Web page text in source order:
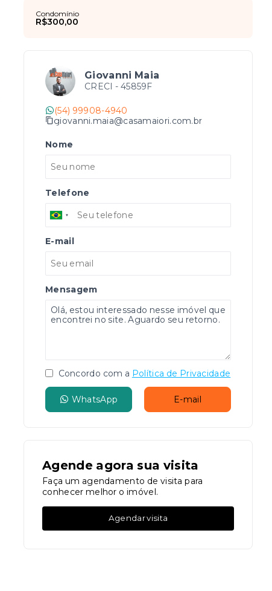
Condomínio
R$300,00
Giovanni Maia
CRECI - 45859F
(54) 99908-4940
giovanni.maia@casamaiori.com.br
Nome
Telefone
E-mail
Mensagem
Concordo com a Política de Privacidade
WhatsApp E-mail
Agende agora sua visita
Faça um agendamento de visita para
conhecer melhor o imóvel.
Agendar visita